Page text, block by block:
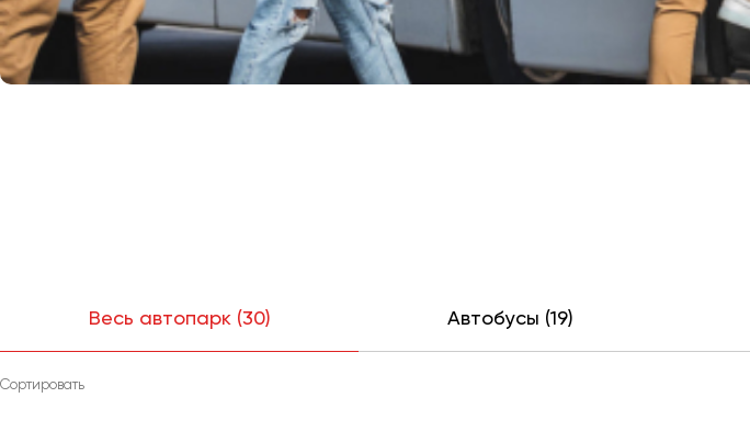
Весь автопарк (30) Автобусы (19)